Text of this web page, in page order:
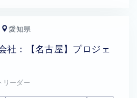
愛知県
社：【名古屋】プロジェ
リーダー